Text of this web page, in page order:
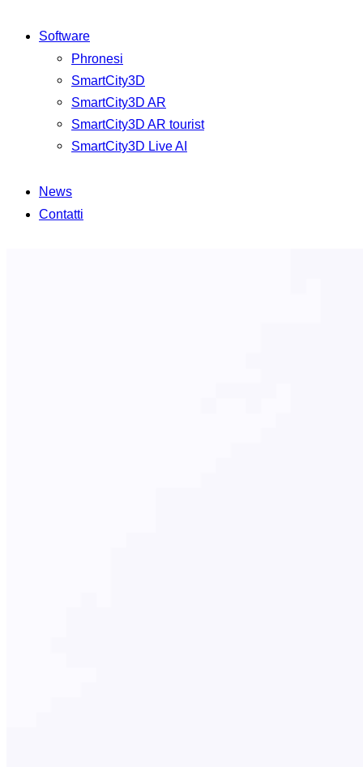
Software
Phronesi
SmartCity3D
SmartCity3D AR
SmartCity3D AR tourist
SmartCity3D Live AI
News
Contatti